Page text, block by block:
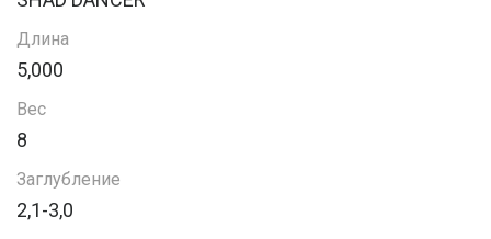
Длина
5,000
Вес
8
Заглубление
2,1-3,0